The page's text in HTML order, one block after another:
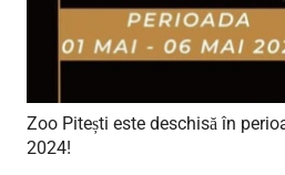
Zoo Pitești este deschisă în
2024!